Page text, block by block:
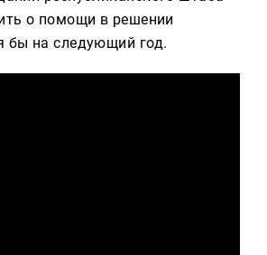
о помощи в решении
бы на следующий год.